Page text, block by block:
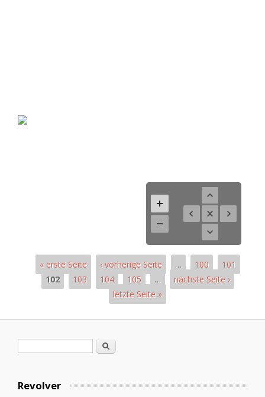
« erste Seite ‹ vorherige Seite … 100
101
102
103 104 105 …
nächste Seite ›
letzte Seite »
Formulario de búsqueda
Buscar
Revolver